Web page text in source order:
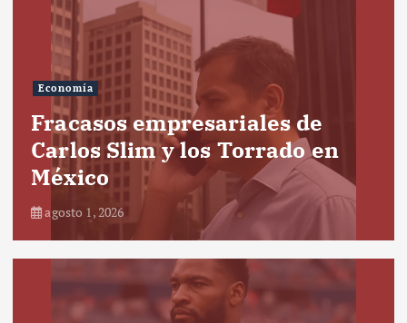
Economía
Fracasos empresariales de
Carlos Slim y los Torrado en
México
agosto 1, 2026